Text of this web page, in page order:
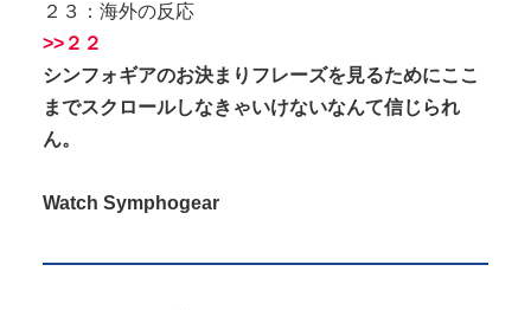
２３：海外の反応
>>２２
シンフォギアのお決まりフレーズを見るためにここ
までスクロールしなきゃいけないなんて信じられ
ん。
Watch Symphogear